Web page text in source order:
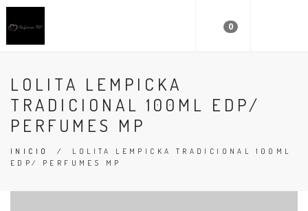
0
LOLITA LEMPICKA
TRADICIONAL 100ML EDP/
PERFUMES MP
INICIO / LOLITA LEMPICKA TRADICIONAL 100ML
EDP/ PERFUMES MP